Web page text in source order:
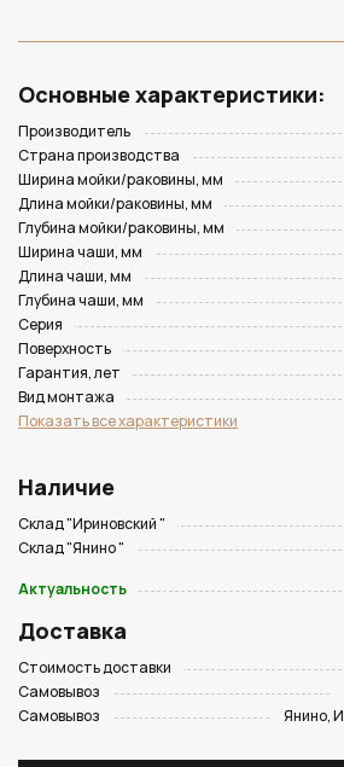
Основные характеристики:
Производитель
Страна производства
Ширина мойки/раковины, мм
Длина мойки/раковины, мм
Глубина мойки/раковины, мм
Ширина чаши, мм
Длина чаши, мм
Глубина чаши, мм
Серия
Поверхность
Гарантия, лет
Вид монтажа
Показать все характеристики
Наличие
Склад "Ириновский "
Склад "Янино "
Актуальность
Доставка
Стоимость доставки
Самовывоз
Самовывоз
Янино,